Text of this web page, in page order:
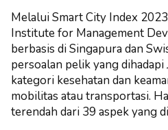
Melalui Smart City Index
Institute for Management
berbasis di Singapura dan
persoalan pelik yang dihadapi
kategori kesehatan dan
mobilitas atau transportasi.
terendah dari 39 aspek yang